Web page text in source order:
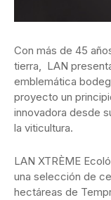
Con más de 45
tierra, LAN
emblemática
proyecto un
innovadora desde
la viticultura.
LAN XTRÈME
una selección de
hectáreas de